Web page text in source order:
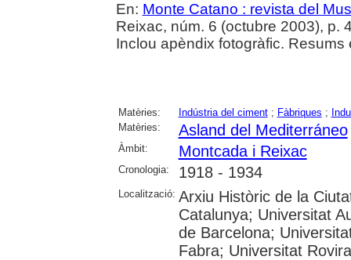
En: Monte Catano : revista del
Reixac, núm. 6 (octubre 2003), p.
Inclou apèndix fotogràfic. Resums
Matèries: Indústria del ciment; Fàbriques ;
Matèries:
Asland del Mediterráneo
Àmbit: Montcada i Reixac
Cronologia: 1918 - 1934
Localització: Arxiu Històric de la
Catalunya; Universitat
de Barcelona;
Fabra; Universitat